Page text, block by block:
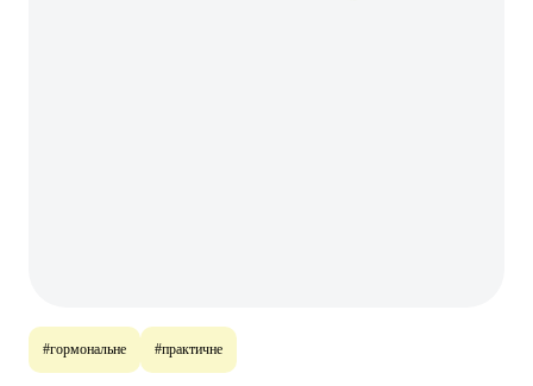
#гормональне #практичне